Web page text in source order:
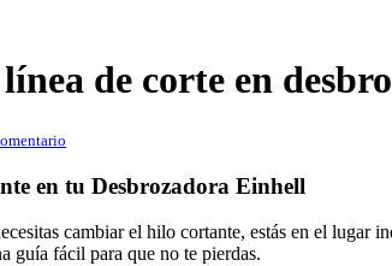
de corte en
en tu Desbrozadora Einhell
cambiar el hilo cortante, estás en el
guía fácil para que no te pierdas.